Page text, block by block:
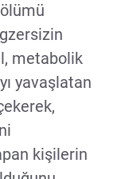
metabolik
yavaşlatan
kişilerin